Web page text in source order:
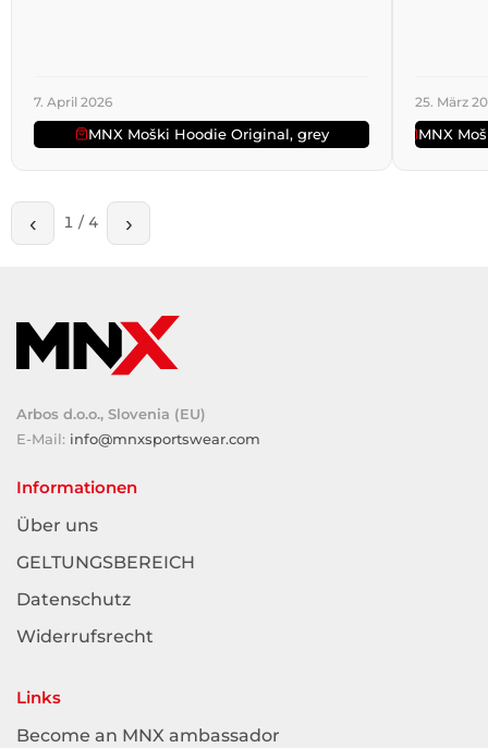
7. April 2026
MNX Moški Hoodie Original, grey
25. März
MNX
‹ 1 / 4 ›
Arbos d.o.o., Slovenia (EU)
E-Mail: info@mnxsportswear.com
Informationen
Über uns
GELTUNGSBEREICH
Datenschutz
Widerrufsrecht
Links
Become an MNX ambassador